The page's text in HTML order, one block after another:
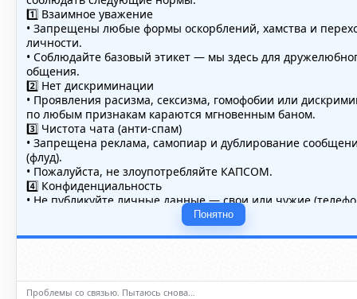
1️⃣ Взаимное уважение
• Запрещены любые формы оскорблений, хамства и
личности.
• Соблюдайте базовый этикет — мы здесь для
общения.
2️⃣ Нет дискриминации
• Проявления расизма, сексизма, гомофобии или
по любым признакам караются мгновенным баном.
3️⃣ Чистота чата (анти-спам)
• Запрещена реклама, самопиар и дублирование
(флуд).
• Пожалуйста, не злоупотребляйте КАПСОМ.
4️⃣ Конфиденциальность
• Не публикуйте личные данные — свои или чужие
• Обсуждайте темы, соответствующие тематике чата.
ограничивать доступ к чату при нарушении правил.
Понятно
Повтор через 2с